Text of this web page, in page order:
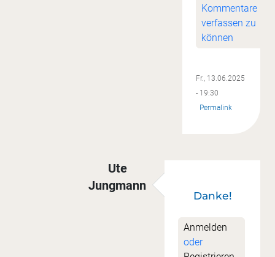
Kommentare
verfassen zu
können
Fr., 13.06.2025
- 19:30
Permalink
Ute
Jungmann
Sew alongvonCordula
Danke!
Anmelden
oder